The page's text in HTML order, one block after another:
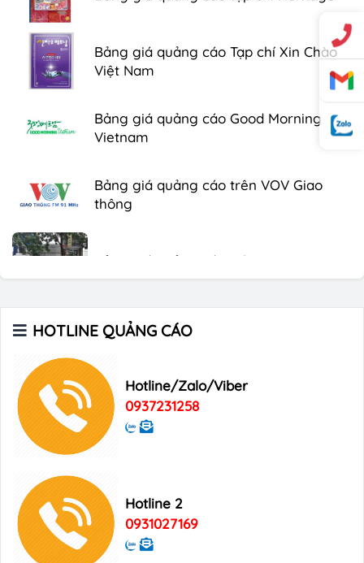
Bảng giá quảng cáo Tạp chí Xin Chào
Việt Nam
Vietnam
thông
Bảng giá quảng cáo Báo Tuổi Trẻ
Bảng giá quảng cáo tạp chí Heritage
Bảng giá quảng cáo Tạp chí Xin Chào
Bảng giá quảng cáo Good Morning
Vietnam
HOTLINE QUẢNG CÁO
Hotline/Zalo/Viber
0937231258
Hotline 2
0931027169